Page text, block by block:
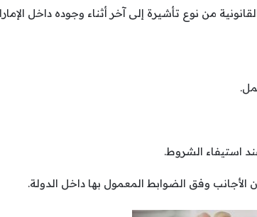
من نوع تأشيرة إلى آخر أثناء وجوده داخل
استيفاء الشروط.
وفق الضوابط المعمول بها داخل الدولة.